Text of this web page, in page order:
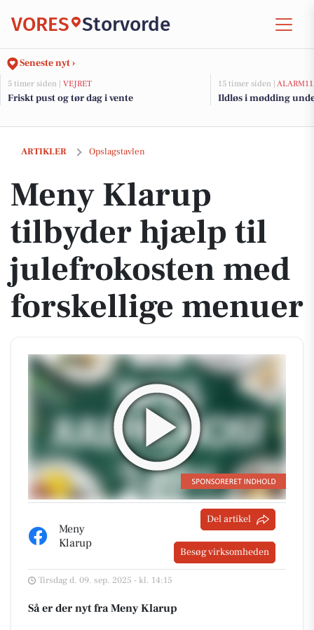
VORES Storvorde
Seneste nyt ›
5 timer siden | VEJRET
Friskt pust og tør dag i vente
15 timer siden |
Ildløs i mødding
ARTIKLER Opslagstavlen
Meny Klarup tilbyder hjælp til julefrokosten med forskellige menuer
Meny Klarup
tilbyder hjælp til
julefrokosten med
forskellige menuer
Meny
Klarup
Del artikel
Besøg virksomheden
Tirsdag d. 09. sep. 2025 - kl. 14:15
Så er der nyt fra Meny Klarup